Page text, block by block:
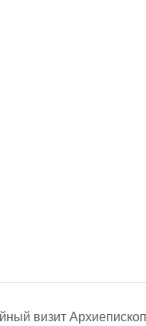
визит